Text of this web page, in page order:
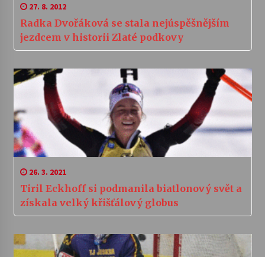
27. 8. 2012
Radka Dvořáková se stala nejúspěšnějším
jezdcem v historii Zlaté podkovy
26. 3. 2021
Tiril Eckhoff si podmanila biatlonový svět a
získala velký křišťálový globus